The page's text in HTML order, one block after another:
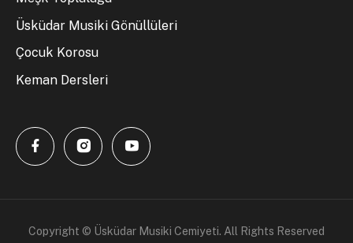
Üsküdar Musiki Gönüllüleri
Çocuk Korosu
Keman Dersleri
Copyright © Üsküdar Musiki Cemiyeti. All Rights Reserved